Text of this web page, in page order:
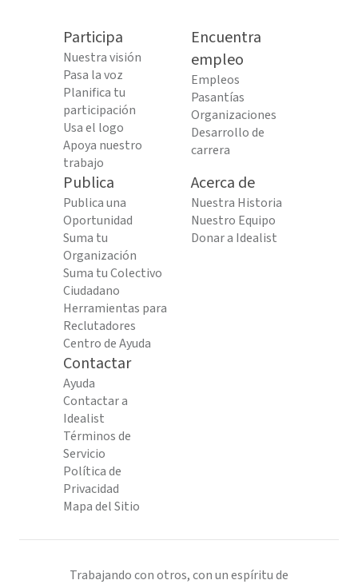
Participa
Nuestra visión
Pasa la voz
Planifica tu
participación
Usa el logo
Apoya nuestro
trabajo
Encuentra
empleo
Empleos
Pasantías
Organizaciones
Desarrollo de
carrera
Publica
Publica una
Oportunidad
Suma tu
Organización
Suma tu Colectivo
Ciudadano
Herramientas para
Reclutadores
Centro de Ayuda
Acerca de
Nuestra Historia
Nuestro Equipo
Donar a Idealist
Contactar
Ayuda
Contactar a
Idealist
Términos de
Servicio
Política de
Privacidad
Mapa del Sitio
Trabajando con otros, con un espíritu de